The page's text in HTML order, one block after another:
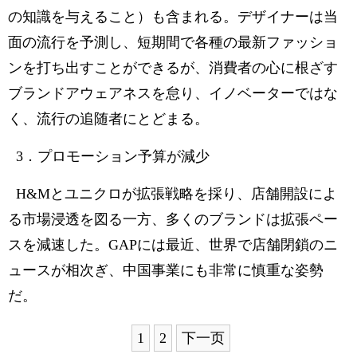
の知識を与えること）も含まれる。デザイナーは当
面の流行を予測し、短期間で各種の最新ファッショ
ンを打ち出すことができるが、消費者の心に根ざす
ブランドアウェアネスを怠り、イノベーターではな
く、流行の追随者にとどまる。
3．プロモーション予算が減少
H&Mとユニクロが拡張戦略を採り、店舗開設によ
る市場浸透を図る一方、多くのブランドは拡張ペー
スを減速した。GAPには最近、世界で店舗閉鎖のニ
ュースが相次ぎ、中国事業にも非常に慎重な姿勢
だ。
1 2 下一页